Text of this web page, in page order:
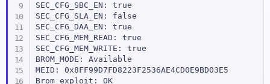
SEC_CFG_SBC_EN: true
SEC_CFG_SLA_EN: false
SEC_CFG_DAA_EN: true
SEC_CFG_MEM_READ: true
SEC_CFG_MEM_WRITE: true
BROM_MODE: Available
MEID: 0x8FF99D7FD8223F2536AE4CD0E9BD03E5
Brom exploit: OK